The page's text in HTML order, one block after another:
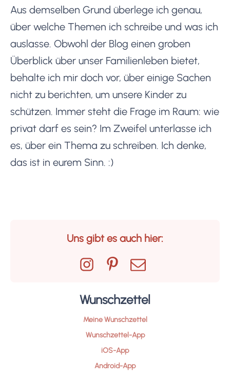
Aus demselben Grund überlege ich genau,
über welche Themen ich schreibe und was ich
auslasse. Obwohl der Blog einen groben
Überblick über unser Familienleben bietet,
behalte ich mir doch vor, über einige Sachen
nicht zu berichten, um unsere Kinder zu
schützen. Immer steht die Frage im Raum: wie
privat darf es sein? Im Zweifel unterlasse ich
es, über ein Thema zu schreiben. Ich denke,
das ist in eurem Sinn. :)
Uns gibt es auch hier:
Wunschzettel
Meine Wunschzettel
Wunschzettel-App
iOS-App
Android-App